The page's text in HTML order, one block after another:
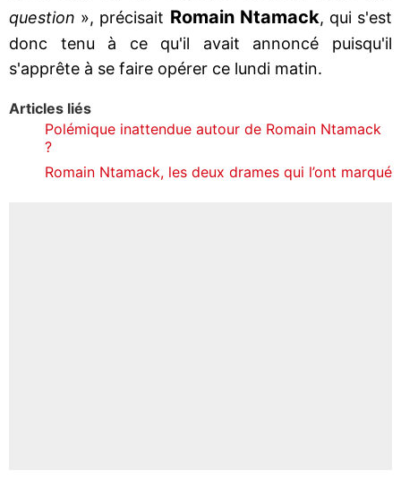
question », précisait Romain Ntamack, qui s'est
donc tenu à ce qu'il avait annoncé puisqu'il
s'apprête à se faire opérer ce lundi matin.
Articles liés
Polémique inattendue autour de Romain Ntamack
?
Romain Ntamack, les deux drames qui l’ont marqué